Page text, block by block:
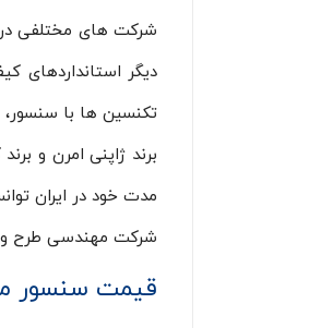
شرکت های مختلفی در
دیگر استانداردهای
تکنسین ها با
برند ژاپنی امرن و
مدت خود در ایران
شرکت مهندسی طرح و
قیمت سنسور